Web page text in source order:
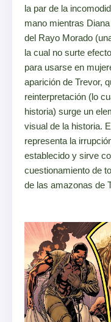
la par de la
mano mientras
del Rayo Morado
la cual no surte
para usarse en
aparición de Trevor,
reinterpretación (lo
historia) surge un
visual de la historia.
representa la
establecido y sirve
cuestionamiento de
de las amazonas de